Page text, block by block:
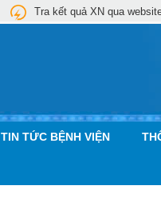
Tra kết quả XN qua
TIN TỨC BỆNH VIỆN